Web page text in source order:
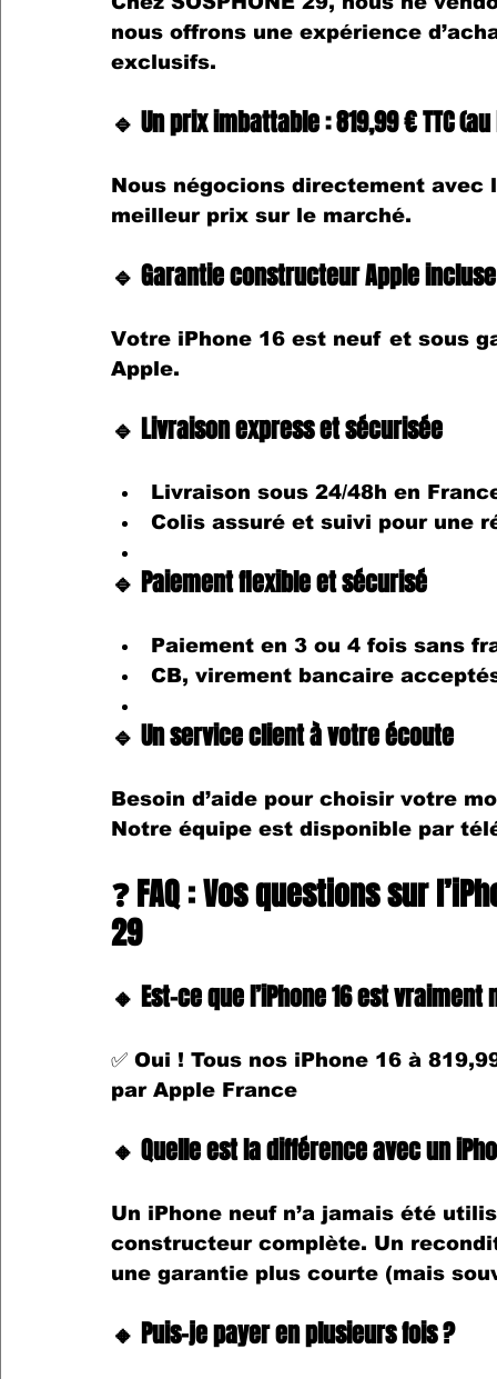
nous offrons une expérience
exclusifs.
🔹 Un prix imbattable : 819,99 € TTC
Nous négocions directement
meilleur prix sur le marché.
🔹 Garantie constructeur Apple incluse
Votre iPhone 16 est neuf et sous
Apple.
🔹 Livraison express et sécurisée
Livraison sous 24/48h en
Colis assuré et suivi pour une
🔹 Paiement flexible et sécurisé
Paiement en 3 ou 4 fois sans
CB, virement bancaire
🔹 Un service client à votre écoute
Besoin d’aide pour choisir votre
Notre équipe est disponible par
❓ FAQ : Vos questions sur
29
🔸 Est-ce que l’iPhone 16 est vraiment
✅ Oui ! Tous nos iPhone 16 à
par Apple France
🔸 Quelle est la différence avec un
Un iPhone neuf n’a jamais été
constructeur complète. Un
une garantie plus courte (mais
🔸 Puis-je payer en plusieurs fois ?